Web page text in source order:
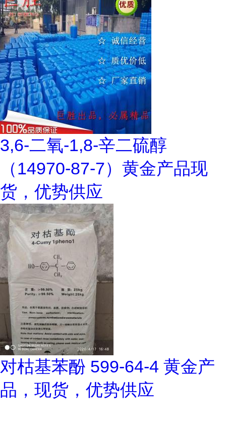
3,6-二氧-1,8-辛二硫醇
（14970-87-7）黄金产品现
货，优势供应
对枯基苯酚 599-64-4 黄金产
品，现货，优势供应